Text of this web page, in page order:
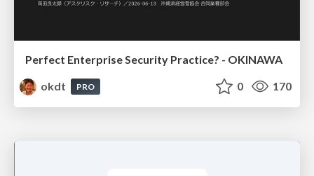
Perfect Enterprise Security Practice? - OKINAWA
okdt
PRO 0 170